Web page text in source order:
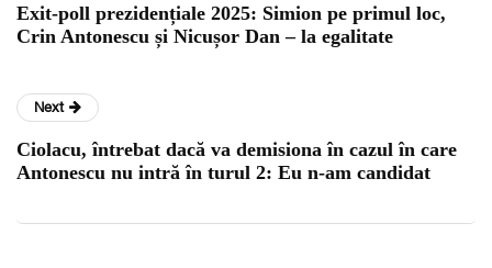
Exit-poll prezidențiale 2025: Simion pe primul loc,
Crin Antonescu și Nicușor Dan – la egalitate
Next
Ciolacu, întrebat dacă va demisiona în cazul în care
Antonescu nu intră în turul 2: Eu n-am candidat